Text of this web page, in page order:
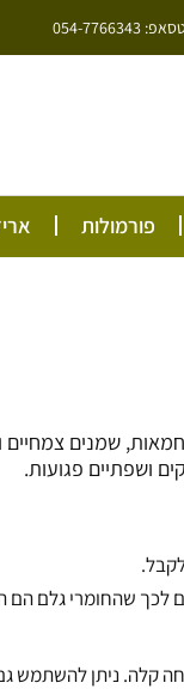
7766343
פורמולות
ושפתיים פגועות.
שהחומרי גלם הם
קלה. ניתן להשתמש